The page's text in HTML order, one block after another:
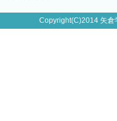
Copyright(C)2014 矢倉